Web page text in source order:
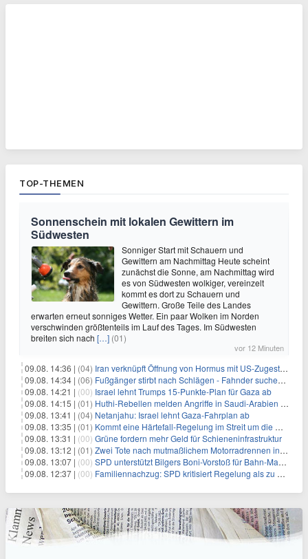
TOP-THEMEN
Sonnenschein mit lokalen Gewittern im
Südwesten
Sonniger Start mit Schauern und
Gewittern am Nachmittag Heute scheint
zunächst die Sonne, am Nachmittag wird
es von Südwesten wolkiger, vereinzelt
kommt es dort zu Schauern und
Gewittern. Große Teile des Landes
erwarten erneut sonniges Wetter. Ein paar Wolken im Norden
verschwinden größtenteils im Lauf des Tages. Im Südwesten
breiten sich nach […] (01)
vor 12 Minuten
09.08. 14:36 | (04) Iran verknüpft Öffnung von Hormus mit US-Zugeständnissen
09.08. 14:34 | (06) Fußgänger stirbt nach Schlägen - Fahnder suchen Autofahrer
09.08. 14:21 | (00) Israel lehnt Trumps 15-Punkte-Plan für Gaza ab
09.08. 14:15 | (01) Huthi-Rebellen melden Angriffe in Saudi-Arabien und im Jemen
09.08. 13:41 | (04) Netanjahu: Israel lehnt Gaza-Fahrplan ab
09.08. 13:35 | (01) Kommt eine Härtefall-Regelung im Streit um die Rente mit 63?
09.08. 13:31 | (00) Grüne fordern mehr Geld für Schieneninfrastruktur
09.08. 13:12 | (01) Zwei Tote nach mutmaßlichem Motorradrennen in Köln
09.08. 13:07 | (00) SPD unterstützt Bilgers Boni-Vorstoß für Bahn-Manager
09.08. 12:37 | (00) Familiennachzug: SPD kritisiert Regelung als zu streng